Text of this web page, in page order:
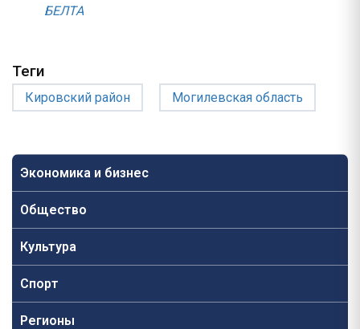
Экономика и бизнес
Общество
Культура
Спорт
Регионы
БЕЛТА
Теги
Кировский район Могилевская область